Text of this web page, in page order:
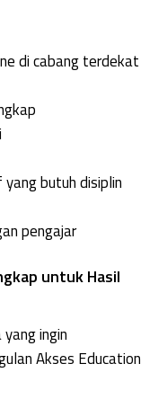
di cabang terdekat
butuh disiplin
pengajar
untuk Hasil
ingin
Akses Education